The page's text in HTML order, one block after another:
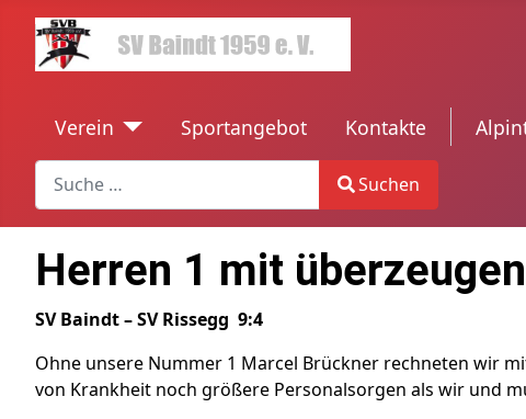
Verein Sportangebot Kontakte
Search
Type 2 or more characters for results.
Suchen
Herren 1 mit
SV Baindt – SV Rissegg 9:4
Ohne unsere Nummer 1 Marcel Brückner rechneten wir
von Krankheit noch größere Personalsorgen als wir und